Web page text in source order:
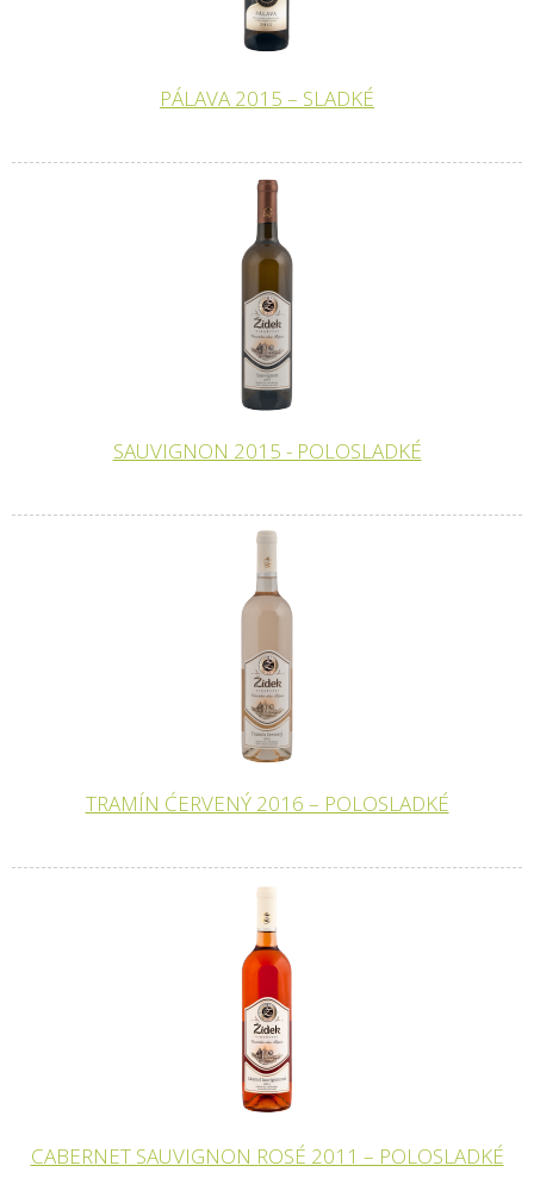
PÁLAVA 2015 – SLADKÉ
SAUVIGNON 2015 - POLOSLADKÉ
TRAMÍN ĆERVENÝ 2016 – POLOSLADKÉ
CABERNET SAUVIGNON ROSÉ 2011 – POLOSLADKÉ